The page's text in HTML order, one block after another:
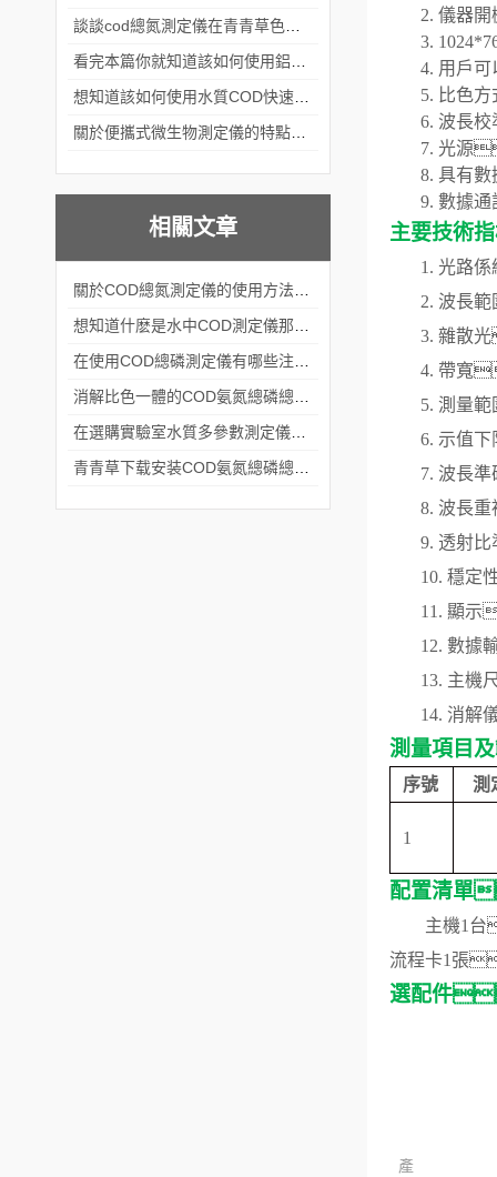
相關文章
2. 儀器開
3.
4. 用戶可
5. 比色
6. 波長
7. 光源
8. 具有
9. 數據
主要技術
1. 光路
2. 波長
3. 雜散
4. 帶寬
5. 測量
6. 示值
7. 波長
8. 波長
9. 透射
10. 穩定
11. 顯
12. 數據
13. 主機
14. 消解
測量項目
序號 測
1
配置清
主機1
流程卡1張
選配件
產